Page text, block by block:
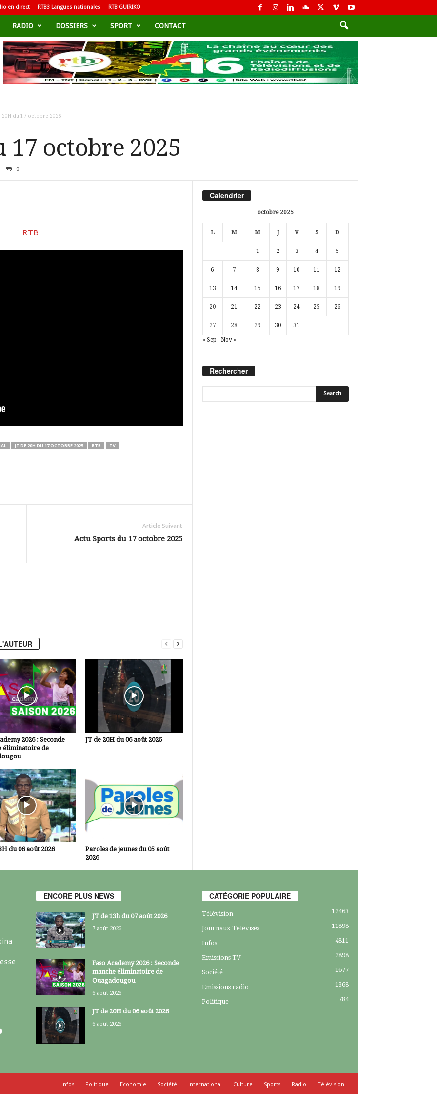
en direct RTB3 Langues nationales RTB GUIRIKO
RADIO DOSSIERS SPORT CONTACT
20H du 17 octobre 2025
17 octobre 2025
0
JT DE 20H DU 17 OCTOBRE 2025 RTB TV
Article Suivant
Actu Sports du 17 octobre 2025
2026 : Seconde
éliminatoire de
JT de 20H du 06 août 2026
du 06 août 2026
Paroles de jeunes du 05 août
2026
Calendrier
octobre 2025
L M M J V S D
1 2 3 4 5
6 7 8 9 10 11 12
13 14 15 16 17 18 19
20 21 22 23 24 25 26
27 28 29 30 31
« Sep Nov »
Rechercher
ENCORE PLUS NEWS
JT de 13h du 07 août 2026
7 août 2026
Faso Academy 2026 : Seconde
manche éliminatoire de
Ouagadougou
6 août 2026
JT de 20H du 06 août 2026
6 août 2026
CATÉGORIE POPULAIRE
Télévision 12463
Journaux Télévisés 11898
Infos 4811
Emissions TV 2898
Société 1677
Emissions radio 1368
Politique 784
Infos Politique Economie Société International Culture Sports Radio
Télévision